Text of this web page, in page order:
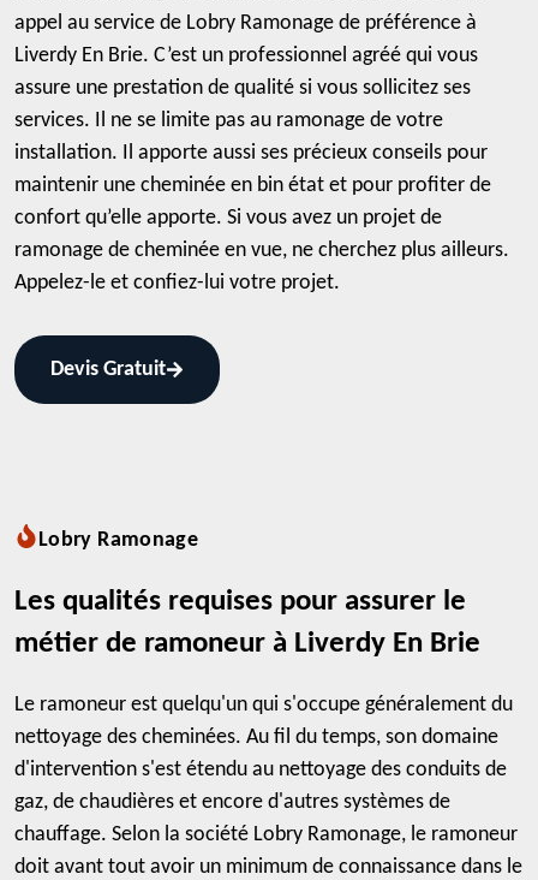
appel au service de Lobry Ramonage de préférence à
Liverdy En Brie. C’est un professionnel agréé qui vous
assure une prestation de qualité si vous sollicitez ses
services. Il ne se limite pas au ramonage de votre
installation. Il apporte aussi ses précieux conseils pour
maintenir une cheminée en bin état et pour profiter de
confort qu’elle apporte. Si vous avez un projet de
ramonage de cheminée en vue, ne cherchez plus ailleurs.
Appelez-le et confiez-lui votre projet.
Devis Gratuit
Lobry Ramonage
Les qualités requises pour assurer le
métier de ramoneur à Liverdy En Brie
Le ramoneur est quelqu'un qui s'occupe généralement du
nettoyage des cheminées. Au fil du temps, son domaine
d'intervention s'est étendu au nettoyage des conduits de
gaz, de chaudières et encore d'autres systèmes de
chauffage. Selon la société Lobry Ramonage, le ramoneur
doit avant tout avoir un minimum de connaissance dans le